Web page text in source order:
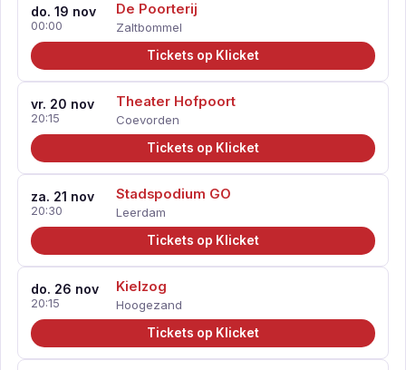
do. 19 nov
00:00
De Poorterij
Zaltbommel
Tickets op Klicket
vr. 20 nov
20:15
Theater Hofpoort
Coevorden
Tickets op Klicket
za. 21 nov
20:30
Stadspodium GO
Leerdam
Tickets op Klicket
do. 26 nov
20:15
Kielzog
Hoogezand
Tickets op Klicket